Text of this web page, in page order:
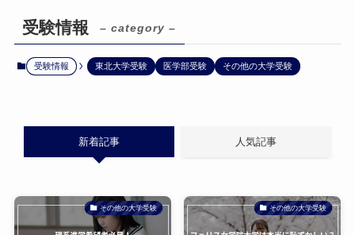
受験情報 – category –
受験情報 東北大学受験 医学部受験 その他の大学受験
新着記事 人気記事
その他の大学受験 その他の大学受験